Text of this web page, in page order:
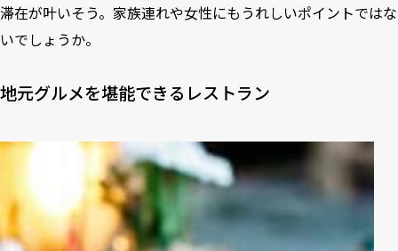
滞在が叶いそう。家族連れや女性にもうれしいポイントではな
いでしょうか。
地元グルメを堪能できるレストラン